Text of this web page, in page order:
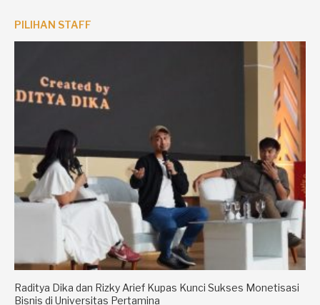
PILIHAN STAFF
Raditya Dika dan Rizky Arief Kupas Kunci Sukses Monetisasi
Bisnis di Universitas Pertamina